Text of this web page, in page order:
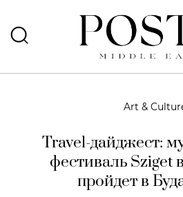
Art &
Travel-дайджест:
фестиваль Sziget
пройдет в